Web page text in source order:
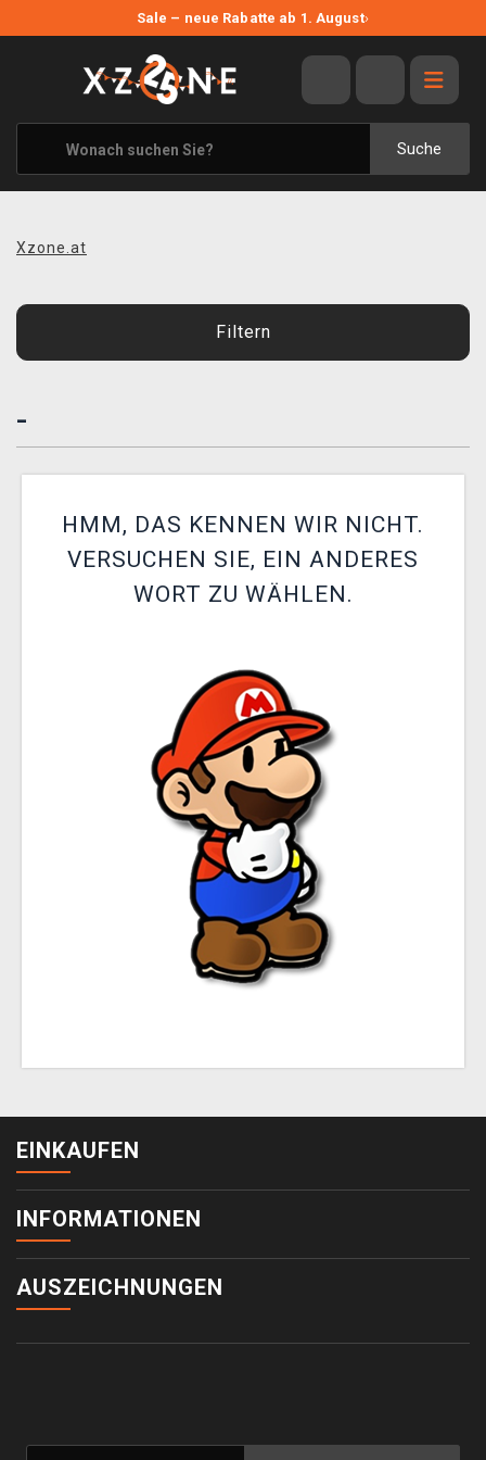
Sale – neue Rabatte ab 1. August›
Suche
ANGEBOTE
ALLE MARKEN
XZONE ORIGINALS
KLEIDUNG & ACCESSOIRES
BLOG
XZONE CLUB
Xzone.at
Filtern
-
HMM, DAS KENNEN WIR NICHT.
VERSUCHEN SIE, EIN ANDERES
WORT ZU WÄHLEN.
EINKAUFEN
INFORMATIONEN
AUSZEICHNUNGEN